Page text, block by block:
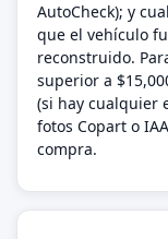
AutoCheck); y
que el vehículo
reconstruido.
superior a
(si hay cualquier
fotos Copart o
compra.